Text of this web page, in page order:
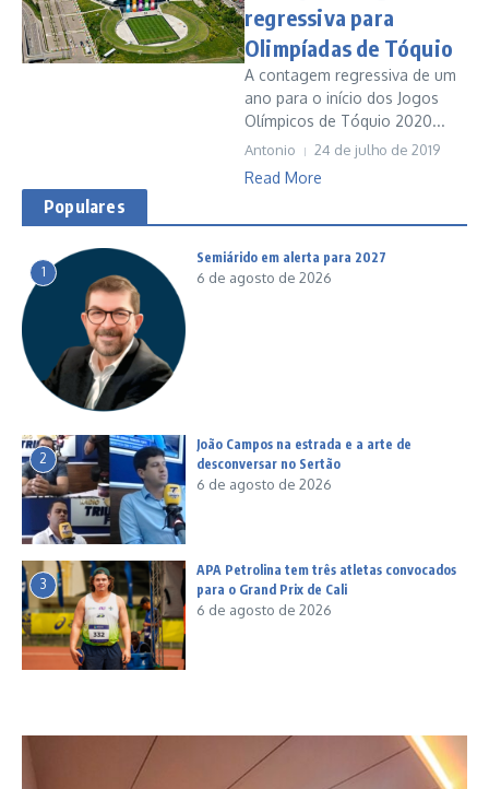
regressiva para
Olimpíadas de Tóquio
A contagem regressiva de um
ano para o início dos Jogos
Olímpicos de Tóquio 2020...
Antonio 24 de julho de 2019
Read More
Populares
1
Semiárido em alerta para 2027
6 de agosto de 2026
2
João Campos na estrada e a arte de
desconversar no Sertão
6 de agosto de 2026
3
APA Petrolina tem três atletas convocados
para o Grand Prix de Cali
6 de agosto de 2026